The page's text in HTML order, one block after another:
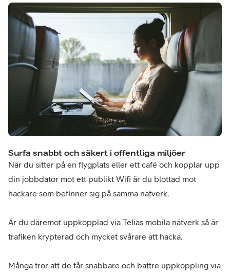
Surfa snabbt och säkert i offentliga miljöer
När du sitter på en flygplats eller ett café och kopplar upp
din jobbdator mot ett publikt Wifi är du blottad mot
hackare som befinner sig på samma nätverk.
Är du däremot uppkopplad via Telias mobila nätverk så är
trafiken krypterad och mycket svårare att hacka.
Många tror att de får snabbare och bättre uppkoppling via